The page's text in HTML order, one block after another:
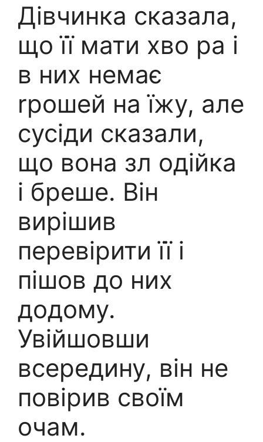
Дівчинка сказала,
що її мати хво ра і
в них немає
rрошей на їжу, але
сусіди сказали,
що вона зл одійка
і бреше. Він
вирішив
перевірити її і
пішов до них
додому.
Увійшовши
всередину, він не
повірив своїм
очам.